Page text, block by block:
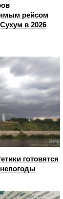
рейсом
в 2026
готовятся